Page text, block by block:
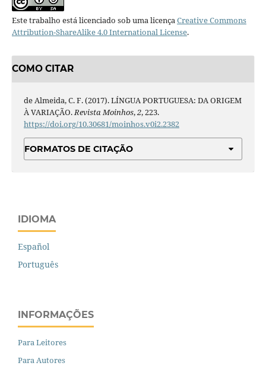
Este trabalho está licenciado sob uma licençaCreative Commons
Attribution-ShareAlike 4.0 International License.
COMO CITAR
de Almeida, C. F. (2017). LÍNGUA PORTUGUESA: DA ORIGEM
À VARIAÇÃO.Revista Moinhos,2, 223.
https://doi.org/10.30681/moinhos.v0i2.2382
FORMATOS DE CITAÇÃO
IDIOMA
Español
Português
INFORMAÇÕES
Para Leitores
Para Autores